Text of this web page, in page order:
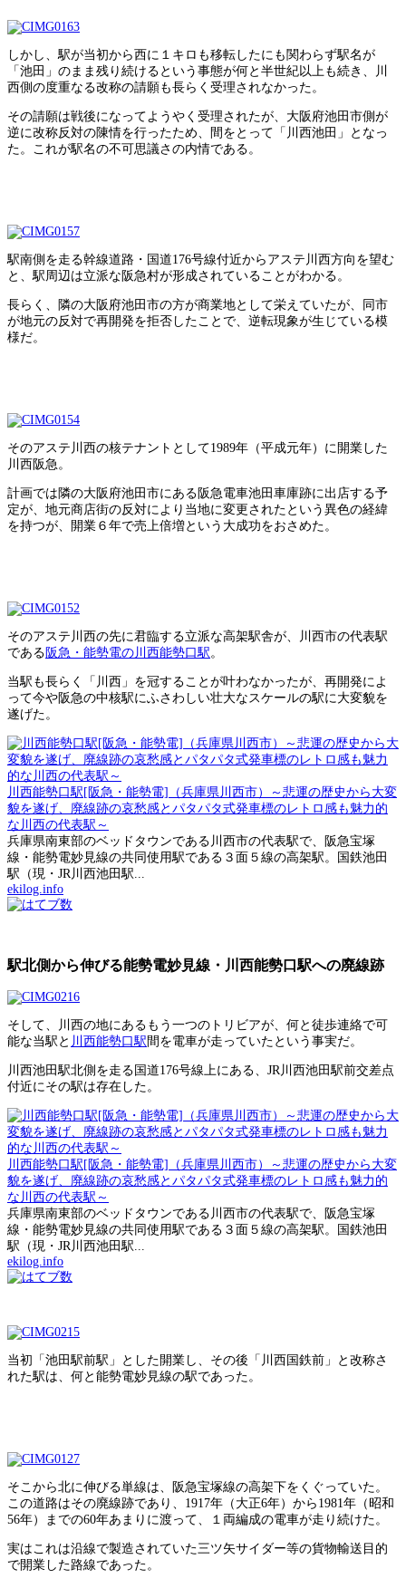
しかし、駅が当初から西に１キロも移転したにも関わらず駅名が
「池田」のまま残り続けるという事態が何と半世紀以上も続き、川
西側の度重なる改称の請願も長らく受理されなかった。
その請願は戦後になってようやく受理されたが、大阪府池田市側が
逆に改称反対の陳情を行ったため、間をとって「川西池田」となっ
た。これが駅名の不可思議さの内情である。
駅南側を走る幹線道路・国道176号線付近からアステ川西方向を望む
と、駅周辺は立派な阪急村が形成されていることがわかる。
長らく、隣の大阪府池田市の方が商業地として栄えていたが、同市
が地元の反対で再開発を拒否したことで、逆転現象が生じている模
様だ。
そのアステ川西の核テナントとして1989年（平成元年）に開業した
川西阪急。
計画では隣の大阪府池田市にある阪急電車池田車庫跡に出店する予
定が、地元商店街の反対により当地に変更されたという異色の経緯
を持つが、開業６年で売上倍増という大成功をおさめた。
そのアステ川西の先に君臨する立派な高架駅舎が、川西市の代表駅
である 阪急・能勢電の川西能勢口駅。
当駅も長らく「川西」を冠することが叶わなかったが、再開発によ
って今や阪急の中核駅にふさわしい壮大なスケールの駅に大変貌を
遂げた。
川西能勢口駅[阪急・能勢電]（兵庫県川西市）～悲運の歴史から大変
貌を遂げ、廃線跡の哀愁感とパタパタ式発車標のレトロ感も魅力的
な川西の代表駅～
兵庫県南東部のベッドタウンである川西市の代表駅で、阪急宝塚
線・能勢電妙見線の共同使用駅である３面５線の高架駅。国鉄池田
駅（現・JR川西池田駅...
ekilog.info
駅北側から伸びる能勢電妙見線・川西能勢口駅への廃線跡
そして、川西の地にあるもう一つのトリビアが、何と徒歩連絡で可
能な当駅と 川西能勢口駅間を電車が走っていたという事実だ。
川西池田駅北側を走る国道176号線上にある、JR川西池田駅前交差点
付近にその駅は存在した。
川西能勢口駅[阪急・能勢電]（兵庫県川西市）～悲運の歴史から大変
貌を遂げ、廃線跡の哀愁感とパタパタ式発車標のレトロ感も魅力的
な川西の代表駅～
兵庫県南東部のベッドタウンである川西市の代表駅で、阪急宝塚
線・能勢電妙見線の共同使用駅である３面５線の高架駅。国鉄池田
駅（現・JR川西池田駅...
ekilog.info
当初「池田駅前駅」とした開業し、その後「川西国鉄前」と改称さ
れた駅は、何と能勢電妙見線の駅であった。
そこから北に伸びる単線は、阪急宝塚線の高架下をくぐっていた。
この道路はその廃線跡であり、1917年（大正6年）から1981年（昭和
56年）までの60年あまりに渡って、１両編成の電車が走り続けた。
実はこれは沿線で製造されていた三ツ矢サイダー等の貨物輸送目的
で開業した路線であった。